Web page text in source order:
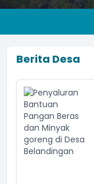
Berita Desa